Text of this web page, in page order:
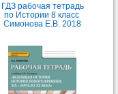
ГДЗ рабочая тетрадь
по Истории 8 класс
Симонова Е.В. 2018